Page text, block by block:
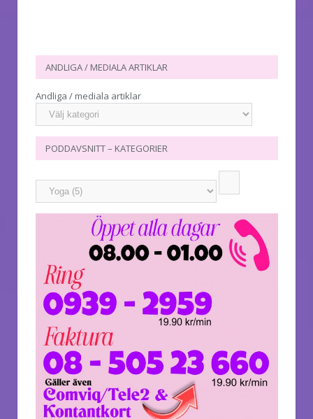
ANDLIGA / MEDIALA ARTIKLAR
Andliga / mediala artiklar
PODDAVSNITT – KATEGORIER